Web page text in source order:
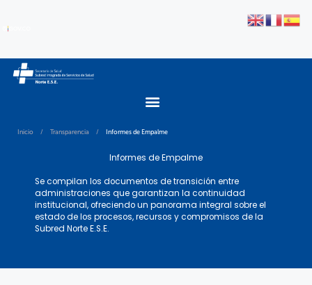
Inicio / Transparencia / Informes de Empalme
Informes de Empalme
Se compilan los documentos de transición entre
administraciones que garantizan la continuidad
institucional, ofreciendo un panorama integral sobre el
estado de los procesos, recursos y compromisos de la
Subred Norte E.S.E.